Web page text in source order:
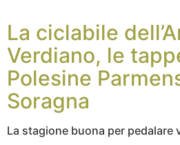
La ciclabile
Verdiano, le
Polesine
Soragna
La stagione buona per pedalare